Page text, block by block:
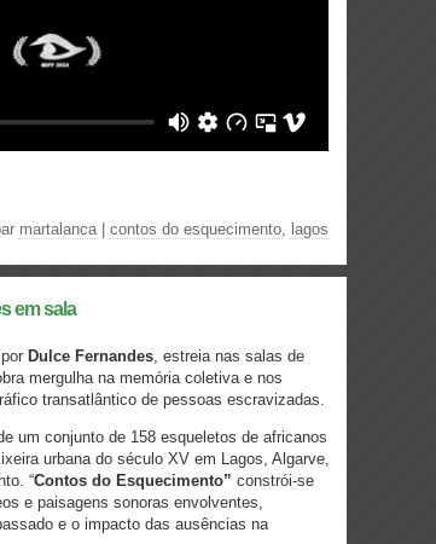
martalanca| contos do esquecimento, lagos
em sala
Dulce Fernandes, estreia nas salas de
mergulha na memória coletiva e nos
transatlântico de pessoas escravizadas.
um conjunto de 158 esqueletos de africanos
urbana do século XV em Lagos, Algarve,
“Contos do Esquecimento” constrói-se
e paisagens sonoras envolventes,
e o impacto das ausências na